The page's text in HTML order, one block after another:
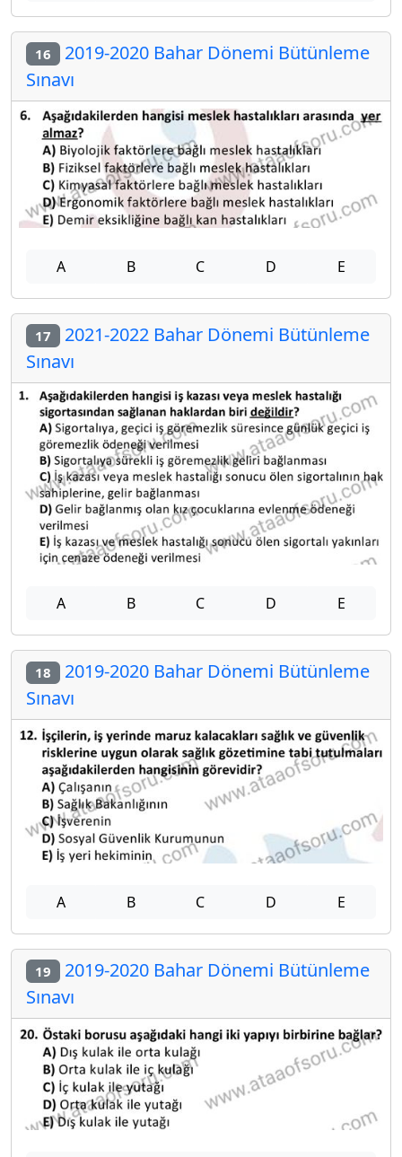
16 2019-2020 Bahar Dönemi Bütünleme
Sınavı
A B C D E
17 2021-2022 Bahar Dönemi Bütünleme
Sınavı
A B C D E
18 2019-2020 Bahar Dönemi Bütünleme
Sınavı
A B C D E
19 2019-2020 Bahar Dönemi Bütünleme
Sınavı